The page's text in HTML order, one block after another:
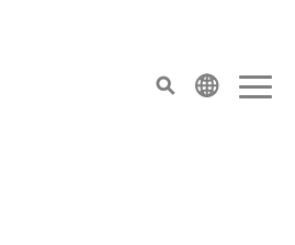
top menu